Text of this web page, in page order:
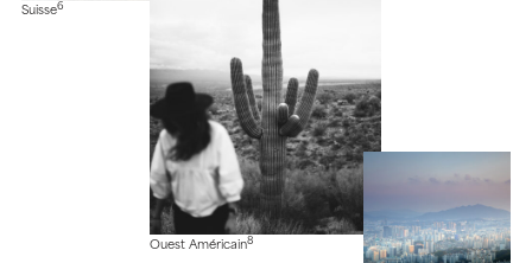
Suisse6
Ouest Américain8